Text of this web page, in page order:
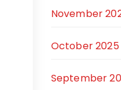
November
October 2025
September